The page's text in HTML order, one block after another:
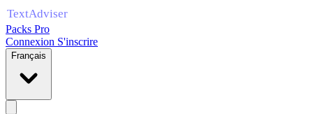
Packs Pro
Connexion S'inscrire
Français